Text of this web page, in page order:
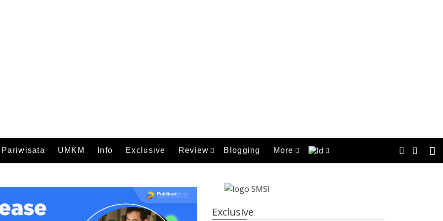
Pariwisata UMKM Info Exclusive Review Blogging More
Exclusive